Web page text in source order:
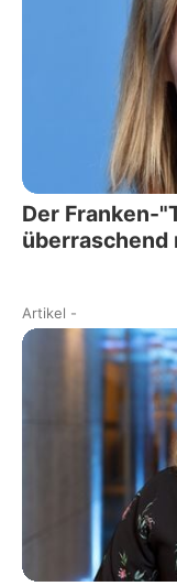
Der Franken-
überraschend
Artikel -